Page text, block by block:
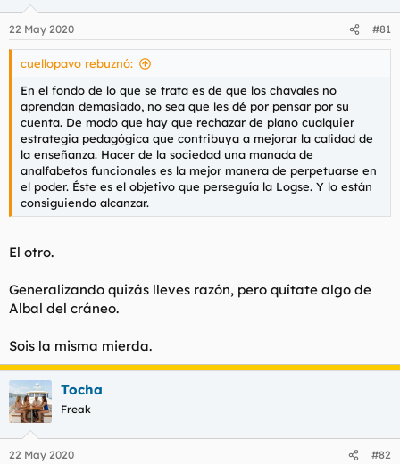
e
s
22 May 2020 #81
cuellopavo rebuznó:
En el fondo de lo que se trata es de que los chavales no
aprendan demasiado, no sea que les dé por pensar por su
cuenta. De modo que hay que rechazar de plano cualquier
estrategia pedagógica que contribuya a mejorar la calidad de
la enseñanza. Hacer de la sociedad una manada de
analfabetos funcionales es la mejor manera de perpetuarse en
el poder. Éste es el objetivo que perseguía la Logse. Y lo están
consiguiendo alcanzar.
El otro.
Generalizando quizás lleves razón, pero quítate algo de
Albal del cráneo.
Sois la misma mierda.
Tocha
Freak
22 May 2020 #82